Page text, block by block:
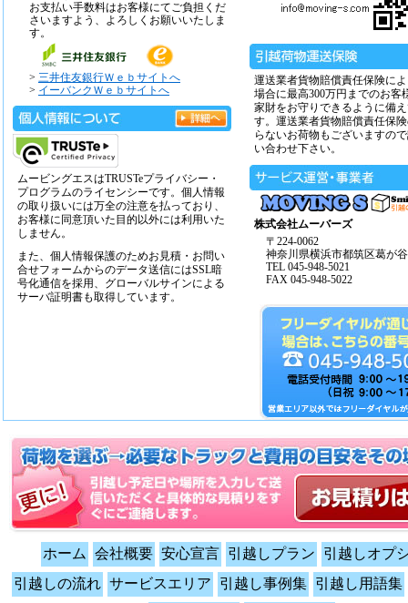
お支払い手数料はお客様にてご負担くだ
さいますよう、よろしくお願いいたしま
す。
> 三井住友銀行Ｗｅｂサイトへ
> イーバンクＷｅｂサイトへ
ムービングエスはTRUSTeプライバシー・
プログラムのライセンシーです。個人情報
の取り扱いには万全の注意を払っており、
お客様に同意頂いた目的以外には利用いた
しません。
また、個人情報保護のためお見積・お問い
合せフォームからのデータ送信にはSSL暗
号化通信を採用、グローバルサインによる
サーバ証明書も取得しています。
運送業者貨物賠償責任保険に
場合に最高300万円までのお客
家財をお守りできるように備
す。運送業者貨物賠償責任保
らないお荷物もございますの
い合わせ下さい。
株式会社ムーバーズ
〒224-0062
神奈川県横浜市都筑区葛が
TEL 045-948-5021
FAX 045-948-5022
ホーム 会社概要 安心宣言 引越しプラン
引越しオプ
引越しの流れ サービスエリア 引越し事例集 引越し用語集